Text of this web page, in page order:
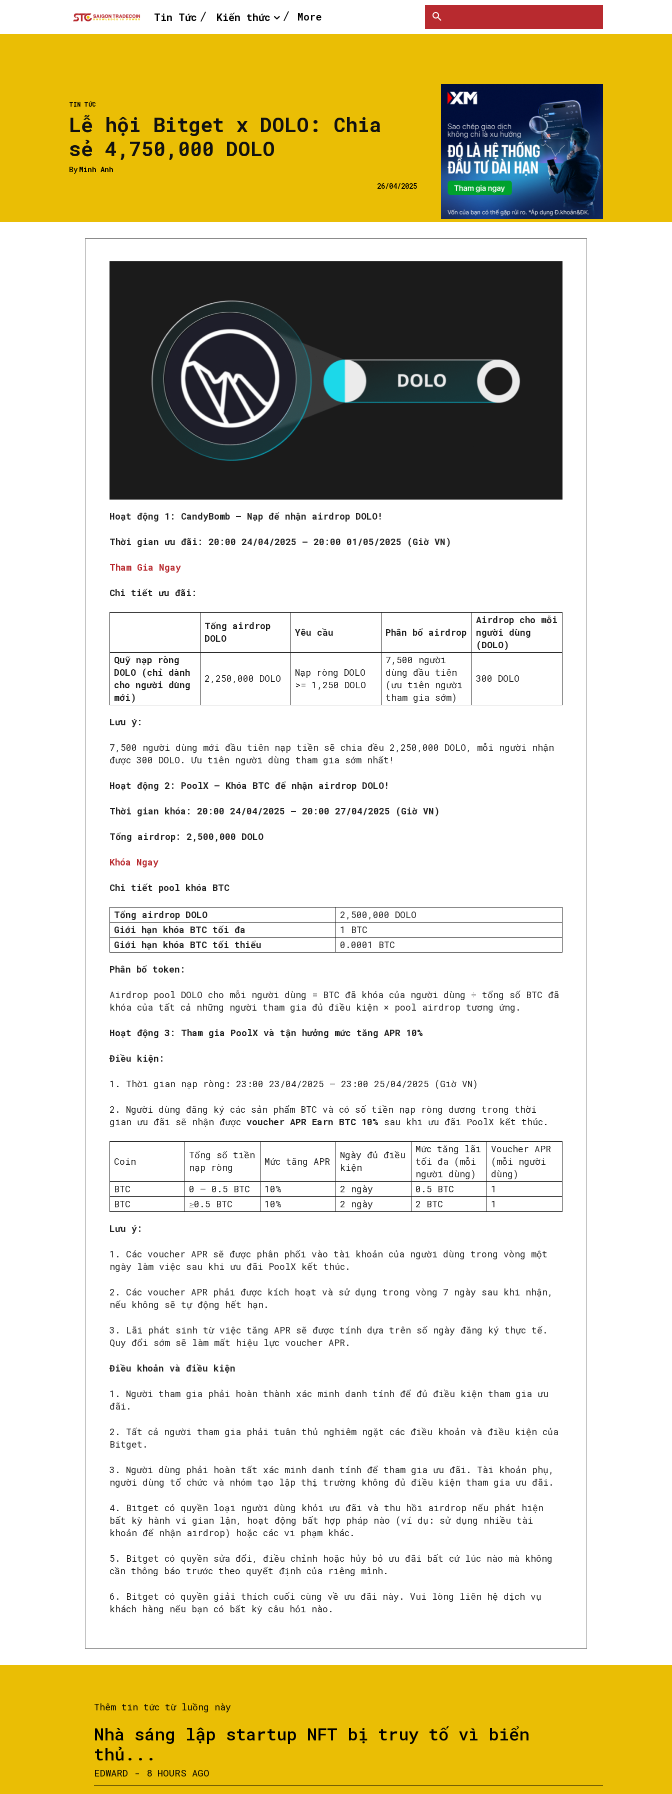
SEARCH...
Tin Tức Kiến thức More
TIN TỨC
Lễ hội Bitget x DOLO: Chia
sẻ 4,750,000 DOLO
By Minh Anh
26/04/2025
Hoạt động 1: CandyBomb – Nạp để nhận airdrop DOLO!
Thời gian ưu đãi: 20:00 24/04/2025 – 20:00 01/05/2025 (Giờ VN)
Tham Gia Ngay
Chi tiết ưu đãi:
Tổng airdrop
DOLO
‌Yêu cầu Phân bổ airdrop
Airdrop cho mỗi
người dùng
(DOLO)
Quỹ nạp ròng
DOLO (chỉ dành
cho người dùng
mới)
2,250,000 DOLO
Nạp ròng DOLO
>= 1,250 DOLO
7,500 người
dùng đầu tiên
(ưu tiên người
tham gia sớm)
300 DOLO
Lưu ý:
7,500 người dùng mới đầu tiên nạp tiền sẽ chia đều 2,250,000 DOLO, mỗi người nhận
được 300 DOLO. Ưu tiên người dùng tham gia sớm nhất!
Hoạt động 2: PoolX – Khóa BTC để nhận airdrop DOLO!
Thời gian khóa: 20:00 24/04/2025 – 20:00 27/04/2025 (Giờ VN)
Tổng airdrop: 2,500,000 DOLO
Khóa Ngay
Chi tiết pool khóa BTC
Tổng airdrop DOLO
2,500,000 DOLO
Giới hạn khóa BTC tối đa
1 BTC
Giới hạn khóa BTC tối thiểu
0.0001 BTC
Phân bổ token:
Airdrop pool DOLO cho mỗi người dùng = BTC đã khóa của người dùng ÷ tổng số BTC đã
khóa của tất cả những người tham gia đủ điều kiện × pool airdrop tương ứng.
Hoạt động 3: Tham gia PoolX và tận hưởng mức tăng APR 10%
‌Điều kiện:
1. Thời gian nạp ròng: 23:00 23/04/2025 – 23:00 25/04/2025 (Giờ VN)
2. Người dùng đăng ký các sản phẩm BTC và có số tiền nạp ròng dương trong thời
gian ưu đãi sẽ nhận được voucher APR Earn BTC 10% sau khi ưu đãi PoolX kết thúc.
Coin
Tổng số tiền
nạp ròng
Mức tăng APR
Ngày đủ điều
kiện
Mức tăng lãi
tối đa (mỗi
người dùng)
Voucher APR
(mỗi người
dùng)
BTC
0 – 0.5 BTC 10% 2 ngày 0.5 BTC
1
BTC
≥0.5 BTC 10% 2 ngày 2 BTC 1
Lưu ý:
1. Các voucher APR sẽ được phân phối vào tài khoản của người dùng trong vòng một
ngày làm việc sau khi ưu đãi PoolX kết thúc.
2. Các voucher APR phải được kích hoạt và sử dụng trong vòng 7 ngày sau khi nhận,
nếu không sẽ tự động hết hạn.
3. Lãi phát sinh từ việc tăng APR sẽ được tính dựa trên số ngày đăng ký thực tế.
Quy đổi sớm sẽ làm mất hiệu lực voucher APR.
‌Điều khoản và điều kiện
1. Người tham gia phải hoàn thành xác minh danh tính để đủ điều kiện tham gia ưu
đãi.
2. Tất cả người tham gia phải tuân thủ nghiêm ngặt các điều khoản và điều kiện của
Bitget.
3. Người dùng phải hoàn tất xác minh danh tính để tham gia ưu đãi. Tài khoản phụ,
người dùng tổ chức và nhóm tạo lập thị trường không đủ điều kiện tham gia ưu đãi.
4. Bitget có quyền loại người dùng khỏi ưu đãi và thu hồi airdrop nếu phát hiện
bất kỳ hành vi gian lận, hoạt động bất hợp pháp nào (ví dụ: sử dụng nhiều tài
khoản để nhận airdrop) hoặc các vi phạm khác.
5. Bitget có quyền sửa đổi, điều chỉnh hoặc hủy bỏ ưu đãi bất cứ lúc nào mà không
cần thông báo trước theo quyết định của riêng mình.
6. Bitget có quyền giải thích cuối cùng về ưu đãi này. Vui lòng liên hệ dịch vụ
khách hàng nếu bạn có bất kỳ câu hỏi nào.
Thêm tin tức từ luồng này
Nhà sáng lập startup NFT bị truy tố vì biển
thủ...
EDWARD - 8 HOURS AGO